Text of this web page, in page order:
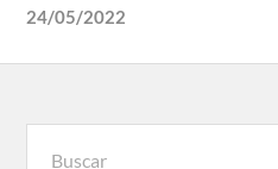
24/05/2022